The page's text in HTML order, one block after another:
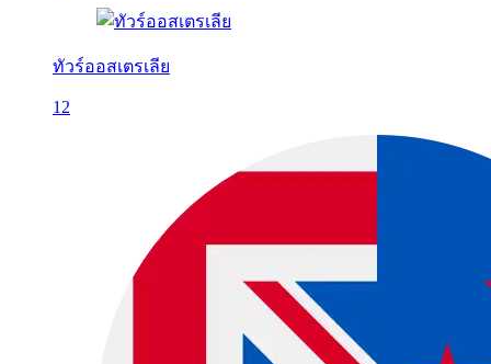
ทัวร์ออสเตรเลีย
12